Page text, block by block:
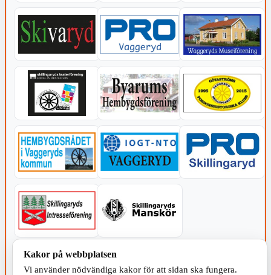
KOMMUNEN
Kakor på webbplatsen
Vi använder nödvändiga kakor för att sidan ska fungera.